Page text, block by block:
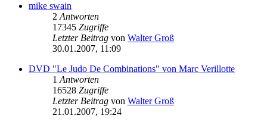
mike swain
2 Antworten
17345 Zugriffe
Letzter Beitrag von Walter Groß
30.01.2007, 11:09
DVD "Le Judo De Combinations" von Marc Verillotte
1 Antworten
16528 Zugriffe
Letzter Beitrag von Walter Groß
21.01.2007, 19:24